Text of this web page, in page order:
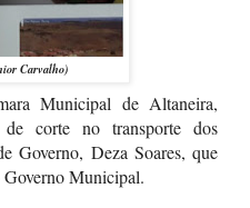
Carvalho)
Municipal de Altaneira,
corte no transporte dos
Governo, Deza Soares, que
Governo Municipal.